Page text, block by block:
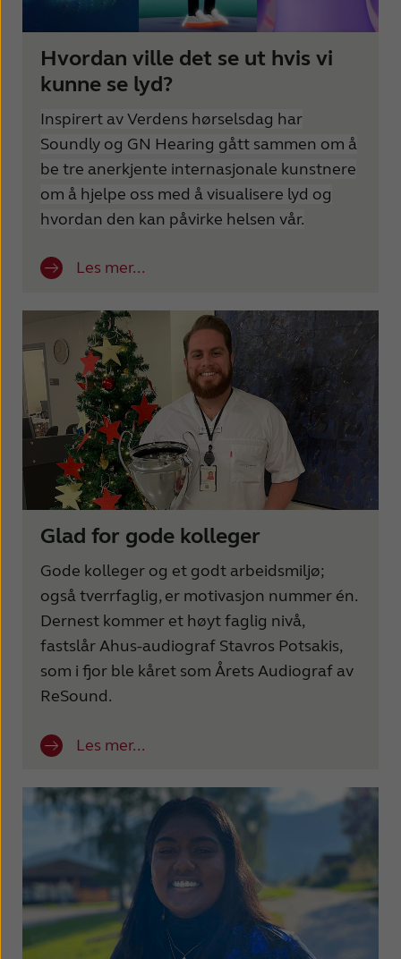
Hvordan ville det se ut hvis vi
kunne se lyd?
Inspirert av Verdens hørselsdag har
Soundly og GN Hearing gått sammen om å
be tre anerkjente internasjonale kunstnere
om å hjelpe oss med å visualisere lyd og
hvordan den kan påvirke helsen vår.
Les mer...
Glad for gode kolleger
Gode kolleger og et godt arbeidsmiljø;
også tverrfaglig, er motivasjon nummer én.
Dernest kommer et høyt faglig nivå,
fastslår Ahus-audiograf Stavros Potsakis,
som i fjor ble kåret som Årets Audiograf av
ReSound.
Les mer...